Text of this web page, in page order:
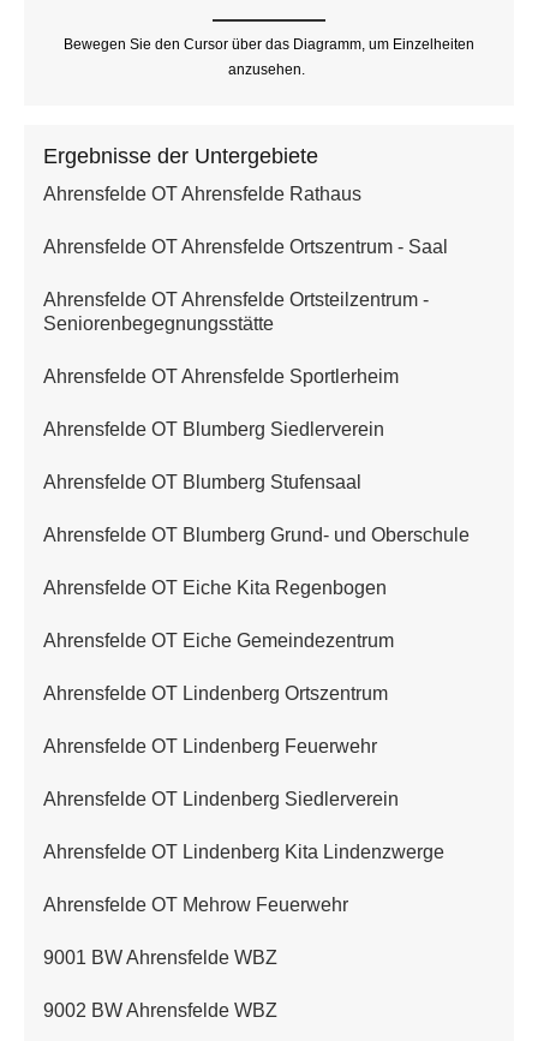
Bewegen Sie den Cursor über das Diagramm, um Einzelheiten
anzusehen.
Ergebnisse der Untergebiete
Ahrensfelde OT Ahrensfelde Rathaus
Ahrensfelde OT Ahrensfelde Ortszentrum - Saal
Ahrensfelde OT Ahrensfelde Ortsteilzentrum -
Seniorenbegegnungsstätte
Ahrensfelde OT Ahrensfelde Sportlerheim
Ahrensfelde OT Blumberg Siedlerverein
Ahrensfelde OT Blumberg Stufensaal
Ahrensfelde OT Blumberg Grund- und Oberschule
Ahrensfelde OT Eiche Kita Regenbogen
Ahrensfelde OT Eiche Gemeindezentrum
Ahrensfelde OT Lindenberg Ortszentrum
Ahrensfelde OT Lindenberg Feuerwehr
Ahrensfelde OT Lindenberg Siedlerverein
Ahrensfelde OT Lindenberg Kita Lindenzwerge
Ahrensfelde OT Mehrow Feuerwehr
9001 BW Ahrensfelde WBZ
9002 BW Ahrensfelde WBZ